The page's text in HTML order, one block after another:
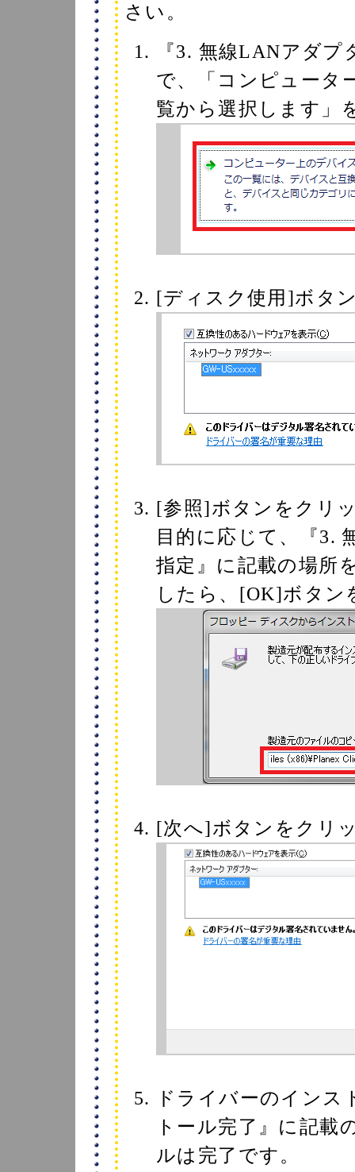
さい。
『3. 無線LANアダ
で、「コンピュータ
覧から選択します」
[ディスク使用]ボタ
[参照]ボタンをクリ
目的に応じて、『3.
指定』に記載の場所
したら、[OK]ボタン
[次へ]ボタンをクリ
ドライバーのインス
トール完了』に記載
ルは完了です。